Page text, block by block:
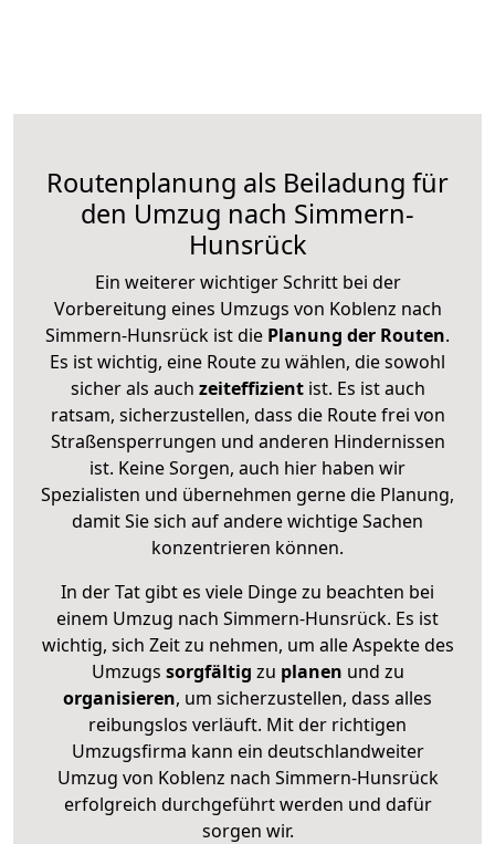
Routenplanung als Beiladung für
den Umzug nach Simmern-
Hunsrück
Ein weiterer wichtiger Schritt bei der
Vorbereitung eines Umzugs von Koblenz nach
Simmern-Hunsrück ist die Planung der Routen.
Es ist wichtig, eine Route zu wählen, die sowohl
sicher als auch zeiteffizientist. Es ist auch
ratsam, sicherzustellen, dass die Route frei von
Straßensperrungen und anderen Hindernissen
ist. Keine Sorgen, auch hier haben wir
Spezialisten und übernehmen gerne die Planung,
damit Sie sich auf andere wichtige Sachen
konzentrieren können.
In der Tat gibt es viele Dinge zu beachten bei
einem Umzug nach Simmern-Hunsrück. Es ist
wichtig, sich Zeit zu nehmen, um alle Aspekte des
Umzugs sorgfältig zu planen und zu
organisieren, um sicherzustellen, dass alles
reibungslos verläuft. Mit der richtigen
Umzugsfirma kann ein deutschlandweiter
Umzug von Koblenz nach Simmern-Hunsrück
erfolgreich durchgeführt werden und dafür
sorgen wir.